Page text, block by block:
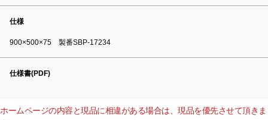
仕様
900×500×75 製番SBP-17234
仕様書(PDF)
ホームページの内容と現品に相違がある場合は、現品を優先させて頂きま